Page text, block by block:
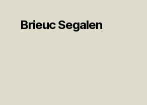
Brieuc Segalen